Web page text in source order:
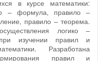
в курсе математики:
– формула, правило –
правило – теорема.
логико –
при изучении правил и
Разработана
правил и